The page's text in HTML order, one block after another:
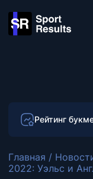
Рейтинг
Главная /
2022: Уэльс и